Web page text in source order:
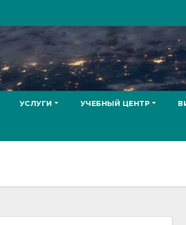
УСЛУГИ УЧЕБНЫЙ ЦЕНТР